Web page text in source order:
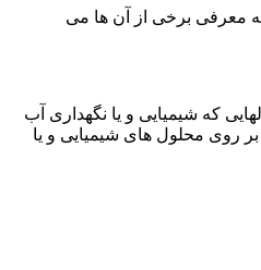
معرفی برخی از آن ها می
که شیمیایی و یا نگهداری آب
روی محلول های شیمیایی و یا